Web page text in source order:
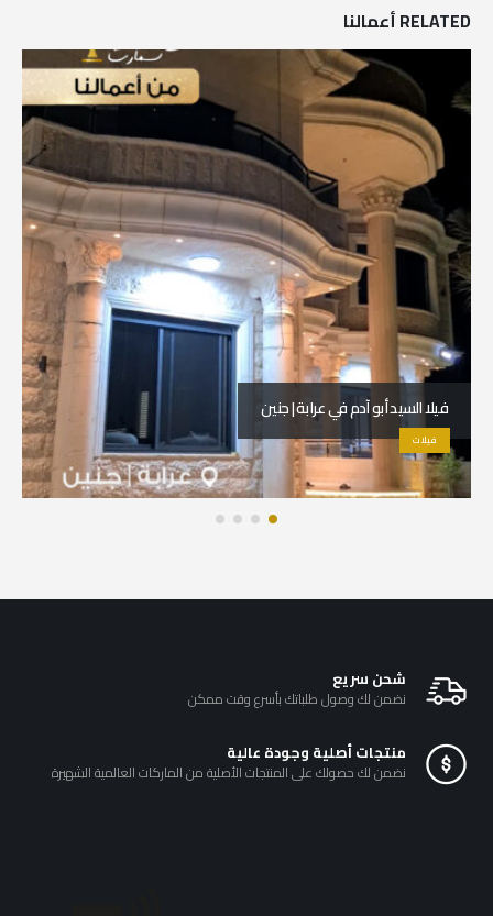
RELATEDأعمالنا
فيلا السيد خالد برقان-| أبوديس
فيلات
شحن سريع
نضمن لك وصول طلباتك بأسرع وقت ممكن
منتجات أصلية وجودة عالية
نضمن لك حصولك على المنتجات الأصلية من الماركات العالمية الشهيرة